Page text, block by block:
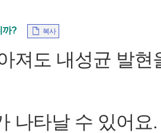
까? 복사
져도 내성균 발
나타날 수 있어